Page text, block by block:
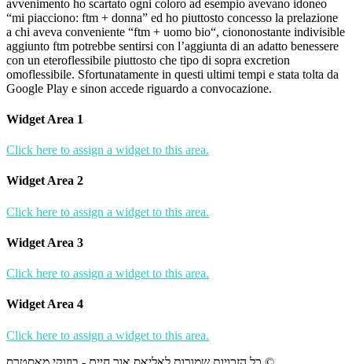
avvenimento ho scartato ogni coloro ad esempio avevano idoneo
“mi piacciono: ftm + donna” ed ho piuttosto concesso la prelazione
a chi aveva conveniente “ftm + uomo bio“, ciononostante indivisible
aggiunto ftm potrebbe sentirsi con l’aggiunta di an adatto benessere
con un eteroflessibile piuttosto che tipo di sopra excretion
omoflessibile. Sfortunatamente in questi ultimi tempi e stata tolta da
Google Play e sinon accede riguardo a convocazione.
Widget Area 1
Click here to assign a widget to this area.
Widget Area 2
Click here to assign a widget to this area.
Widget Area 3
Click here to assign a widget to this area.
Widget Area 4
Click here to assign a widget to this area.